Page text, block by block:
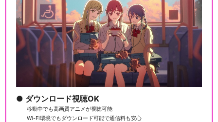
こちら葛飾区亀有公園前派出
所 擬宝珠家ご一行様…
所 世界ナンバーワン…
ダウンロード視聴OK
移動中でも高画質アニメが視聴可能
Wi-Fi環境でもダウンロード可能で通信料も安心